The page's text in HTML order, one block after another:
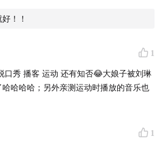
睡不醒
小红书@Sunny睡醒啦
！！
1
口秀 播客 运动 还有知否😂大娘子被刘琳
哈哈哈；另外亲测运动时播放的音乐也
1